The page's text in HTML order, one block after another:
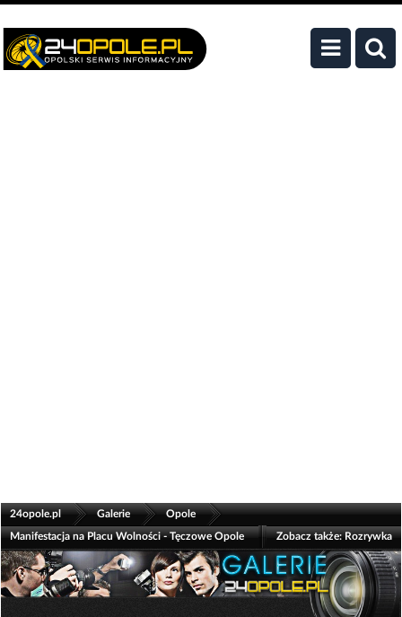
24opole.pl Galerie Opole
Manifestacja na Placu Wolności - Tęczowe Opole Zobacz także:Rozrywka